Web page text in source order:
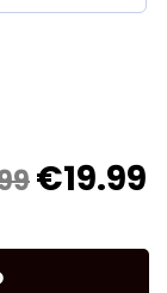
€19.99